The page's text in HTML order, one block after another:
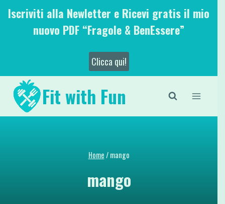
SaltaIscriviti alla Newletter e Ricevi gratis il mio
nuovo PDF “Fragole & BenEssere”
Clicca qui!
Fit with Fun
Home/ mango
mango